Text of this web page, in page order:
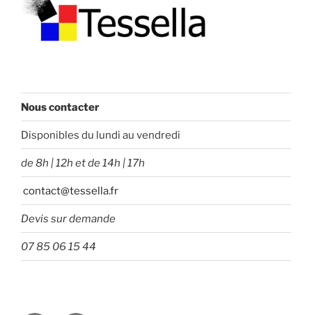
Nous contacter
Disponibles du lundi au vendredi
de 8h | 12h et de 14h | 17h
contact@tessella.fr
Devis sur demande
07 85 06 15 44